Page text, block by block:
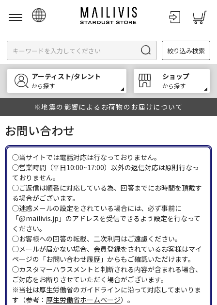
English
한국어
中文
絞り込み検索
アーティスト/タレント
から探す
ショップ
から探す
※地震の影響によるお荷物のお届けについて
お問い合わせ
◯当サイトでは電話対応は行なっておりません。
◯営業時間（平日10:00~17:00）以外の返信対応は原則行なっ
ておりません。
◯ご返信は順番に対応している為、回答までにお時間を頂戴す
る場合がございます。
◯迷惑メールの設定をされている場合には、必ず事前に
「@mailivis.jp」のアドレスを受信できるよう設定を行なって
ください。
◯お客様への回答の転載、二次利用はご遠慮ください。
◯メールが届かない場合、会員登録をされているお客様はマイ
ページの「お問い合わせ履歴」からもご確認いただけます。
◯カスタマーハラスメントと判断される内容が含まれる場合、
ご対応をお断りさせていただく場合がございます。
※当社は厚生労働省のガイドラインに沿って対応してまいりま
す（参考： 厚生労働省ホームページ）。